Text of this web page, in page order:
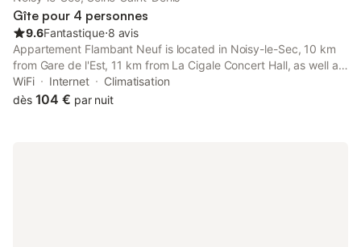
Gîte pour 4 personnes
9.6Fantastique⋅8 avis
Appartement Flambant Neuf is located in Noisy-le-Sec, 10 km
from Gare de l'Est, 11 km from La Cigale Concert Hall, as well as
11 km from Opéra Bastille.
WiFi Internet
Climatisation
dès 104 € par nuit